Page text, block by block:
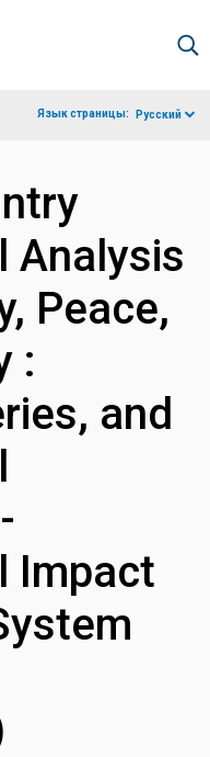
Язык страницы: Русский
Analysis
Peace,
:
and
Impact